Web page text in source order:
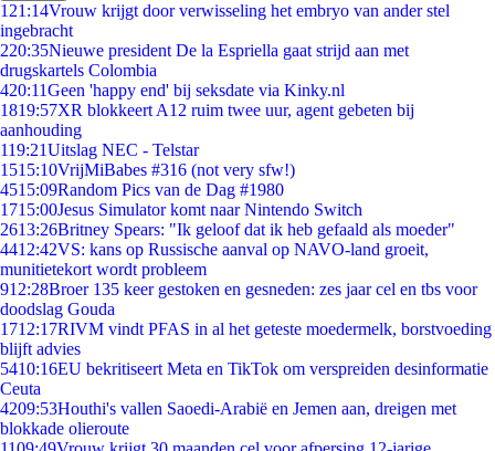
1 21:14Vrouw krijgt door verwisseling het embryo van ander stel
ingebracht
220:35Nieuwe president De la Espriella gaat strijd aan met
drugskartels Colombia
420:11Geen 'happy end' bij seksdate via Kinky.nl
1819:57XR blokkeert A12 ruim twee uur, agent gebeten bij
aanhouding
119:21Uitslag NEC - Telstar
1515:10VrijMiBabes #316 (not very sfw!)
4515:09Random Pics van de Dag #1980
1715:00Jesus Simulator komt naar Nintendo Switch
2613:26Britney Spears: "Ik geloof dat ik heb gefaald als moeder"
4412:42VS: kans op Russische aanval op NAVO-land groeit,
munitietekort wordt probleem
912:28Broer 135 keer gestoken en gesneden: zes jaar cel en tbs voor
doodslag Gouda
1712:17RIVM vindt PFAS in al het geteste moedermelk, borstvoeding
blijft advies
5410:16EU bekritiseert Meta en TikTok om verspreiden desinformatie
Ceuta
4209:53Houthi's vallen Saoedi-Arabië en Jemen aan, dreigen met
blokkade olieroute